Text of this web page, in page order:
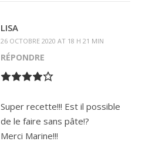
LISA
26 OCTOBRE 2020 AT 18 H 21 MIN
RÉPONDRE
Super recette!!! Est il possible
de le faire sans pâte!?
Merci Marine!!!